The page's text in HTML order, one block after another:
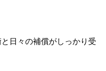
日々の補償がしっかり受